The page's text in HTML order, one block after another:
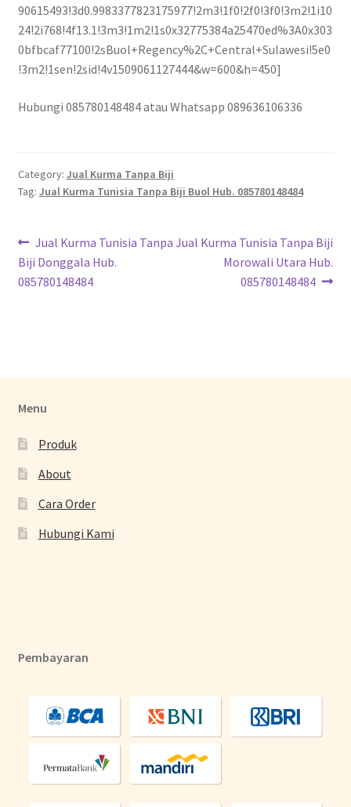
90615493!3d0.9983377823175977!2m3!1f0!2f0!3f0!3m2!1i10
24!2i768!4f13.1!3m3!1m2!1s0x32775384a25470ed%3A0x303
0bfbcaf77100!2sBuol+Regency%2C+Central+Sulawesi!5e0
!3m2!1sen!2sid!4v1509061127444&w=600&h=450]
Hubungi 085780148484 atau Whatsapp 089636106336
Category: Jual Kurma Tanpa Biji
Tag: Jual Kurma Tunisia Tanpa Biji Buol Hub. 085780148484
Jual Kurma Tunisia Tanpa
Biji Donggala Hub.
085780148484
Jual Kurma Tunisia Tanpa Biji
Morowali Utara Hub.
085780148484
Menu
Produk
About
Cara Order
Hubungi Kami
Pembayaran